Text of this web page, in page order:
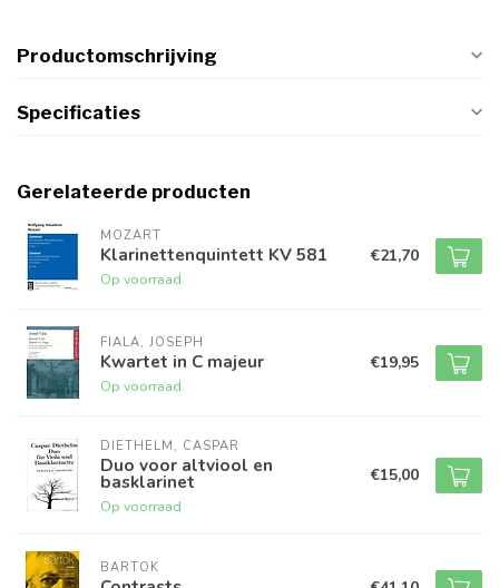
Productomschrijving
Specificaties
Gerelateerde producten
MOZART
Klarinettenquintett KV 581
Op voorraad
€21,70
FIALA, JOSEPH
Kwartet in C majeur
Op voorraad
€19,95
DIETHELM, CASPAR
Duo voor altviool en
basklarinet
Op voorraad
€15,00
BARTOK